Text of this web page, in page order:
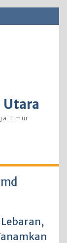
Utara
Timur